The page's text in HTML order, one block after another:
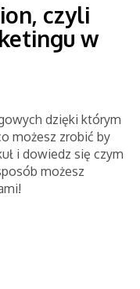
czyli
w
dzięki którym
możesz zrobić by
i dowiedz się czym
możesz